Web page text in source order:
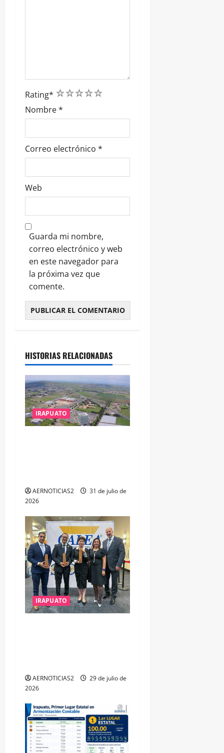
Rating* 5
4
3
2
1
Nombre*
Correo electrónico *
Web
Guarda mi nombre,
correo electrónico y web
en este navegador para
la próxima vez que
comente.
HISTORIAS RELACIONADAS
IRAPUATO
AERNOTICIAS2
31 de julio de
2026
IRAPUATO
AERNOTICIAS2
29 de julio de
2026